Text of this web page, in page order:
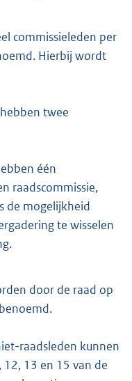
commissieleden per
Hierbij wordt
twee
één
raadscommissie,
de mogelijkheid
te wisselen
door de raad op
raadsleden kunnen
13 en 15 van de